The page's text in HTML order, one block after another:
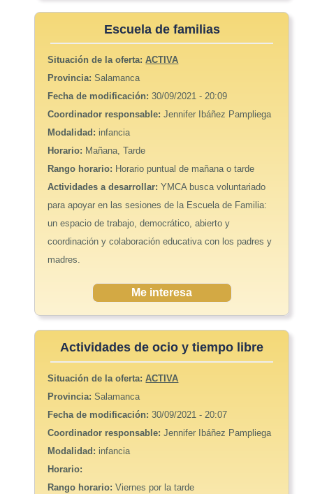
Escuela de familias
Situación de la oferta:ACTIVA
Provincia:Salamanca
Fecha de modificación:30/09/2021 - 20:09
Coordinador responsable:Jennifer Ibáñez Pampliega
Modalidad: infancia
Horario: Mañana, Tarde
Rango horario: Horario puntual de mañana o tarde
Actividades a desarrollar:YMCA busca voluntariado
para apoyar en las sesiones de la Escuela de Familia:
un espacio de trabajo, democrático, abierto y
coordinación y colaboración educativa con los padres y
madres.
Me interesa
Actividades de ocio y tiempo libre
Situación de la oferta:ACTIVA
Provincia:Salamanca
Fecha de modificación:30/09/2021 - 20:07
Coordinador responsable:Jennifer Ibáñez Pampliega
Modalidad: infancia
Horario:
Rango horario:Viernes por la tarde